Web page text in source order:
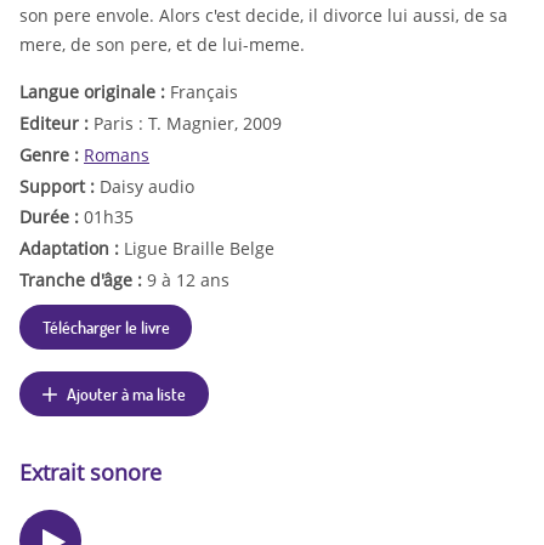
son pere envole. Alors c'est decide, il divorce lui aussi, de sa
mere, de son pere, et de lui-meme.
Langue originale : Français
Editeur : Paris : T. Magnier, 2009
Genre : Romans
Support : Daisy audio
Durée : 01h35
Adaptation : Ligue Braille Belge
Tranche d'âge : 9 à 12 ans
Télécharger le livre
Ajouter à ma liste
Extrait sonore